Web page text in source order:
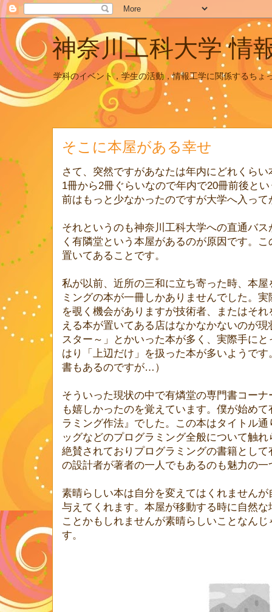
神奈川工科大学 情
学科のイベント，学生の活動，情報工学に関係するちょ
そこに本屋がある幸せ
さて、突然ですがあなたは年内にどれくら
1冊から2冊ぐらいなので年内で20冊前後と
前はもっと少なかったのですが大学へ入っ
それというのも神奈川工科大学への直通バ
く有隣堂という本屋があるのが原因です。
置いてあることです。
私が以前、近所の三和に立ち寄った時、本
ミングの本が一冊しかありませんでした。
を覗く機会がありますが技術者、またはそ
える本が置いてある店はなかなかないのが
スター～」とかいった本が多く、実際手に
はり「上辺だけ」を扱った本が多いようで
書もあるのですが…）
そういった現状の中で有燐堂の専門書コー
も嬉しかったのを覚えています。僕が始め
ラミング作法』でした。この本はタイトル
ッグなどのプログラミング全般について触
絶賛されておりプログラミングの書籍とし
の設計者が著者の一人でもあるのも魅力の
素晴らしい本は自分を変えてはくれません
与えてくれます。本屋が移動する時に自然
ことかもしれませんが素晴らしいことなん
す。